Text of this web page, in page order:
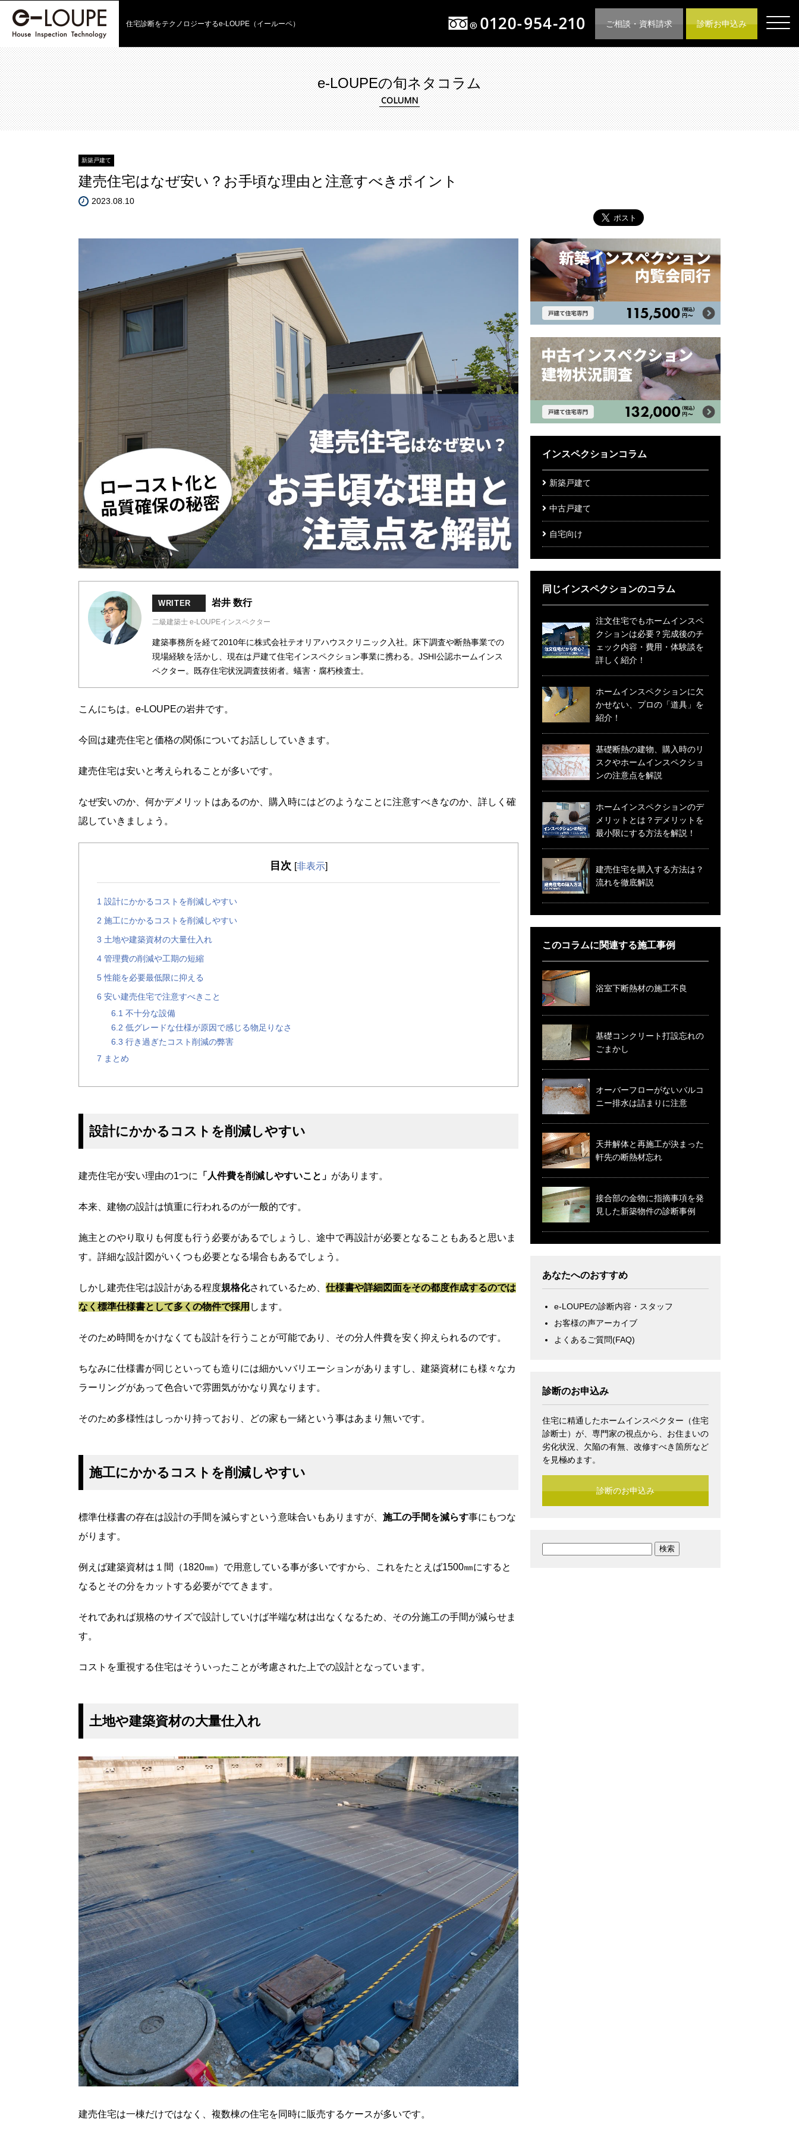
住宅診断をテクノロジーするe-LOUPE（イールーペ） ご相談・資料請求 診断お申込み
e-LOUPEの旬ネタコラム
新築戸建て
建売住宅はなぜ安い？お手頃な理由と注意すべきポイント
2023.08.10
WRITER 岩井 数行
二級建築士 e-LOUPEインスペクター
建築事務所を経て2010年に株式会社テオリアハウスクリニック入社。床下調査や断熱事業での
現場経験を活かし、現在は戸建て住宅インスペクション事業に携わる。JSHI公認ホームインス
ペクター。既存住宅状況調査技術者。蟻害・腐朽検査士。
こんにちは。e-LOUPEの岩井です。
今回は建売住宅と価格の関係についてお話ししていきます。
建売住宅は安いと考えられることが多いです。
なぜ安いのか、何かデメリットはあるのか、購入時にはどのようなことに注意すべきなのか、詳しく確
認していきましょう。
目次 [非表示]
1 設計にかかるコストを削減しやすい
2 施工にかかるコストを削減しやすい
3 土地や建築資材の大量仕入れ
4 管理費の削減や工期の短縮
5 性能を必要最低限に抑える
6 安い建売住宅で注意すべきこと
6.1 不十分な設備
6.2 低グレードな仕様が原因で感じる物足りなさ
6.3 行き過ぎたコスト削減の弊害
7 まとめ
設計にかかるコストを削減しやすい
建売住宅が安い理由の1つに 「人件費を削減しやすいこと」 があります。
本来、建物の設計は慎重に行われるのが一般的です。
施主とのやり取りも何度も行う必要があるでしょうし、途中で再設計が必要となることもあると思いま
す。詳細な設計図がいくつも必要となる場合もあるでしょう。
しかし建売住宅は設計がある程度規格化されているため、 仕様書や詳細図面をその都度作成するのでは
なく標準仕様書として多くの物件で採用 します。
そのため時間をかけなくても設計を行うことが可能であり、その分人件費を安く抑えられるのです。
ちなみに仕様書が同じといっても造りには細かいバリエーションがありますし、建築資材にも様々なカ
ラーリングがあって色合いで雰囲気がかなり異なります。
そのため多様性はしっかり持っており、どの家も一緒という事はあまり無いです。
施工にかかるコストを削減しやすい
標準仕様書の存在は設計の手間を減らすという意味合いもありますが、 施工の手間を減らす事にもつな
がります。
例えば建築資材は１間（1820㎜）で用意している事が多いですから、これをたとえば1500㎜にすると
なるとその分をカットする必要がでてきます。
それであれば規格のサイズで設計していけば半端な材は出なくなるため、その分施工の手間が減らせま
す。
コストを重視する住宅はそういったことが考慮された上での設計となっています。
土地や建築資材の大量仕入れ
建売住宅は一棟だけではなく、複数棟の住宅を同時に販売するケースが多いです。
インスペクションコラム
新築戸建て
中古戸建て
自宅向け
同じインスペクションのコラム
注文住宅でもホームインスペ
クションは必要？完成後のチ
ェック内容・費用・体験談を
詳しく紹介！
ホームインスペクションに欠
かせない、プロの「道具」を
紹介！
基礎断熱の建物、購入時のリ
スクやホームインスペクショ
ンの注意点を解説
ホームインスペクションのデ
メリットとは？デメリットを
最小限にする方法を解説！
建売住宅を購入する方法は？
流れを徹底解説
このコラムに関連する施工事例
浴室下断熱材の施工不良
基礎コンクリート打設忘れの
ごまかし
オーバーフローがないバルコ
ニー排水は詰まりに注意
天井解体と再施工が決まった
軒先の断熱材忘れ
接合部の金物に指摘事項を発
見した新築物件の診断事例
あなたへのおすすめ
e-LOUPEの診断内容・スタッフ
お客様の声アーカイブ
よくあるご質問(FAQ)
診断のお申込み
住宅に精通したホームインスペクター（住宅
診断士）が、専門家の視点から、お住まいの
劣化状況、欠陥の有無、改修すべき箇所など
を見極めます。
診断のお申込み